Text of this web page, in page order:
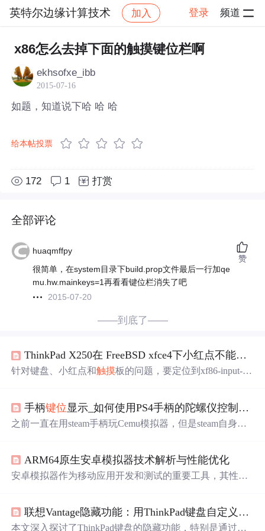
英特尔边缘计算技术 加入 登录 频道
社区 英特尔边缘计算技术 帖子详情
x86怎么去掉下面的触摸键位栏啊
ekhsofxe_ibb
2015-07-16
如题，知道说下哈 哈 哈
给本帖投票
172 1 打赏
全部评论
huaqmffpy
很简单，在system目录下build.prop文件最后一行加qe
mu.hw.mainkeys=1再看看键位栏消失了吧
2015-07-20
赞
——到底了——
ThinkPad X250在 FreeBSD xfce4下小红点不能用、
针对键盘、小红点和触摸板的问题，要定位到xf86-input-lib
设置了。
手柄键位显示_如何使用PS4手柄的陀螺仪控制在Cemu中玩塞尔达传说：荒野之息以及使用amiibo的详细流程。...
之前一直在用steam手柄玩Cemu模拟器，但是steam自身只
体连接方法，我搜索了很久，发现要么是直接机翻要么泛
泛而谈，没有详细的说明。这里我就把具体方法和可能遇
改版...
ARM64原生安卓模拟器技术解析与性能优化
安卓模拟器作为移动应用开发和测试的重要工具，其性能
带来的开销。随着ARM架构在移动设备和PC领域的普及，
原生ARM64安卓模拟器成为技术突破方向。通过虚拟化层
联想Vantage隐藏功能：用ThinkPad键盘自定义键一键打开CSDN/微信/钉钉
本文深入探讨了ThinkPad键盘的隐藏功能，特别是通过联